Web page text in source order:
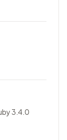
3.4.0